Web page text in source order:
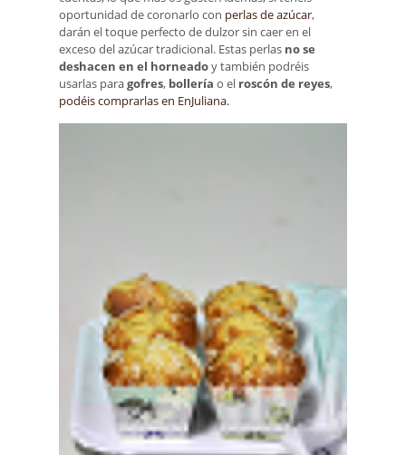
oportunidad de coronarlo con perlas de azúcar,
darán el toque perfecto de dulzor sin caer en el
exceso del azúcar tradicional. Estas perlas no se
deshacen en el horneadoy también podréis
usarlas paragofres, bollería o el roscón de reyes,
podéis comprarlas en EnJuliana.